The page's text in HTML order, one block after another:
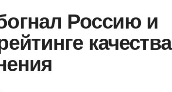
Россию и
качества